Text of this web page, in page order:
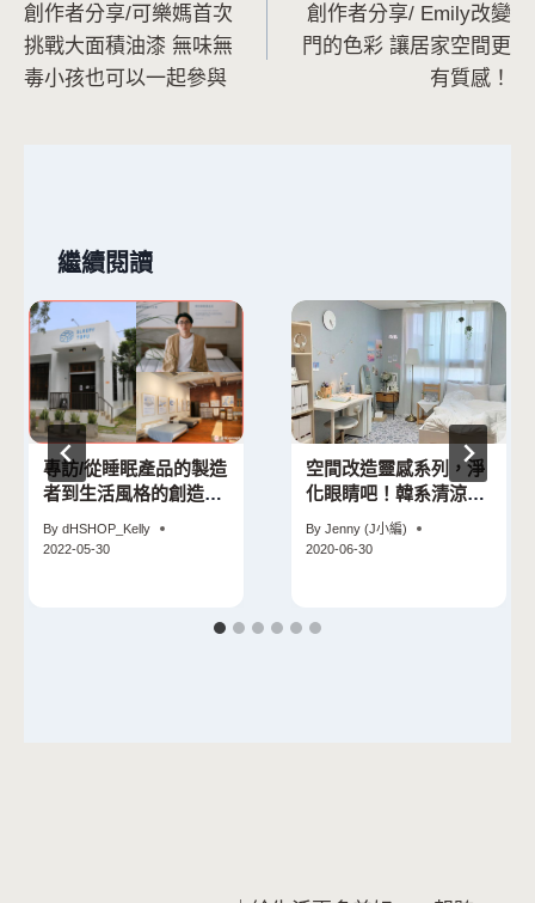
章
導
創作者分享/可樂媽首次
挑戰大面積油漆 無味無
毒小孩也可以一起參與
創作者分享/ Emily改變
門的色彩 讓居家空間更
有質感！
繼續閱讀
專訪/從睡眠產品的製造
者到生活風格的創造家
豪
By dHSHOP_Kelly
2022-05-30
空間改造靈感系列，淨
化眼睛吧！韓系清涼房
By Jenny (J小編)
2020-06-30